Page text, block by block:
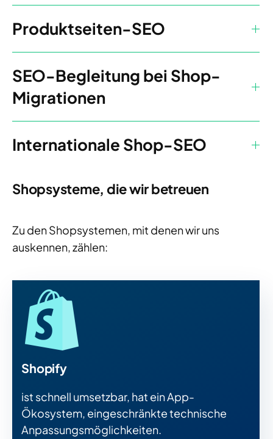
Produktseiten-SEO
SEO-Begleitung bei Shop-
Migrationen
Internationale Shop-SEO
Shopsysteme, die wir betreuen
Zu den Shopsystemen, mit denen wir uns
auskennen, zählen:
Shopify
ist schnell umsetzbar, hat ein App-
Ökosystem, eingeschränkte technische
Anpassungsmöglichkeiten.